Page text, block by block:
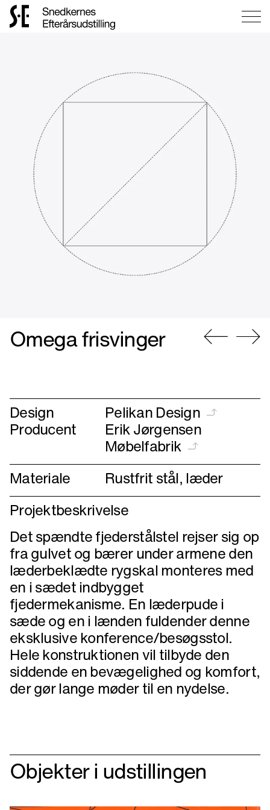
Omega frisvinger
Design Pelikan Design
Producent Erik Jørgensen
Møbelfabrik
Materiale
Rustfrit stål, læder
Projektbeskrivelse
Det spændte fjederstålstel rejser sig op
fra gulvet og bærer under armene den
læderbeklædte rygskal monteres med
en i sædet indbygget
fjedermekanisme. En læderpude i
sæde og en i lænden fuldender denne
eksklusive konference/besøgsstol.
Hele konstruktionen vil tilbyde den
siddende en bevægelighed og komfort,
der gør lange møder til en nydelse.
Objekter i udstillingen